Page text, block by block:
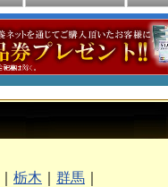
栃木 群馬